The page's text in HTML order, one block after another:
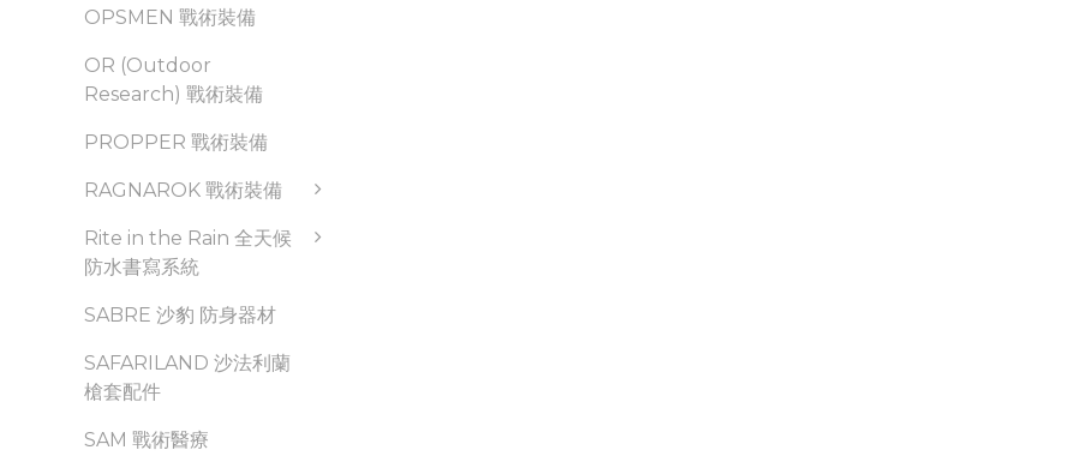
OPSMEN 戰術裝備
OR (Outdoor
Research) 戰術裝備
PROPPER 戰術裝備
RAGNAROK 戰術裝備
Rite in the Rain 全天候
防水書寫系統
SABRE 沙豹 防身器材
SAFARILAND 沙法利蘭
槍套配件
SAM 戰術醫療